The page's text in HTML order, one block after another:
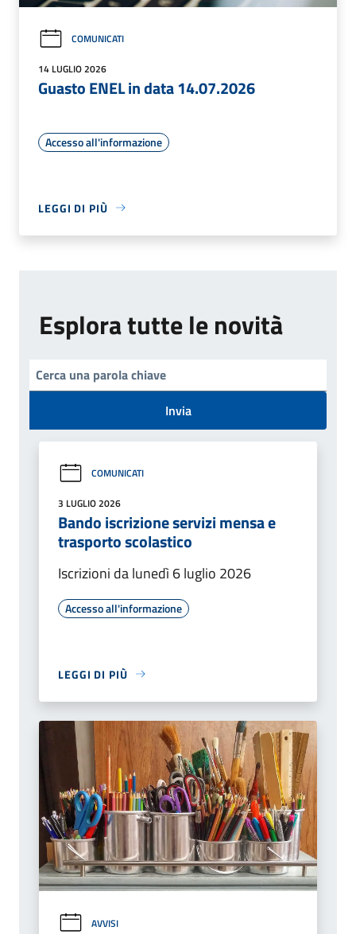
COMUNICATI
14 LUGLIO 2026
Guasto ENEL in data 14.07.2026
Accesso all'informazione
LEGGI DI PIÙ
Esplora tutte le novità
Invia
COMUNICATI
3 LUGLIO 2026
Bando iscrizione servizi mensa e
trasporto scolastico
Iscrizioni da lunedì 6 luglio 2026
Accesso all'informazione
LEGGI DI PIÙ
AVVISI